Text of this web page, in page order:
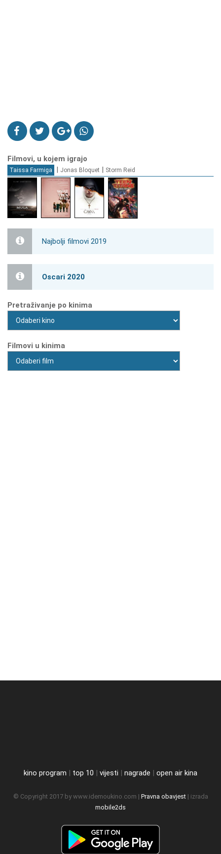
Filmovi, u kojem igrajo
Taissa Farmiga | Jonas Bloquet | Storm Reid
Najbolji filmovi 2019
Oscari 2020
Pretraživanje po kinima
Filmovi u kinima
kino program | top 10 | vijesti | nagrade | open air kina
© Copyright 2017 by www.idemoukino.com | Pravna obavjest| izrada
mobile2ds